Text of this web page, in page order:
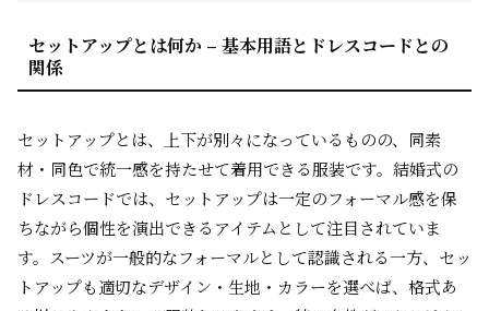
セットアップとは何か – 基本用語とドレスコードとの
関係
セットアップとは、上下が別々になっているものの、同素
材・同色で統一感を持たせて着用できる服装です。結婚式の
ドレスコードでは、セットアップは一定のフォーマル感を保
ちながら個性を演出できるアイテムとして注目されていま
す。スーツが一般的なフォーマルとして認識される一方、セッ
トアップも適切なデザイン・生地・カラーを選べば、格式あ